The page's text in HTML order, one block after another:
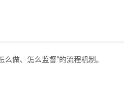
做、怎么监督”的流程机制。